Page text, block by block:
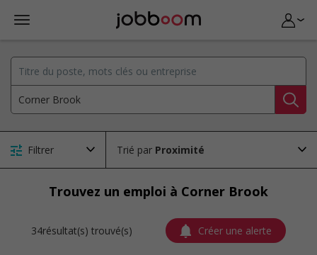
Filtrer Trié par
Trouvez un emploi à Corner Brook
34résultat(s) trouvé(s) Créer une alerte